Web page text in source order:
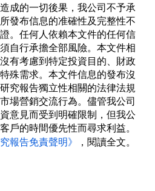
成的一切後果，我公司不予承
發布信息的准確性及完整性不
。任何人依賴本文件的任何信
自行承擔全部風險。本文件相
有考慮到特定投資目的、財政
殊需求。本文件信息的發布沒
究報告獨立性相關的法律法規
場營銷交流行為。儘管我公司
意見而受到明確限制，但我公
戶的時間優先性而尋求利益。
報告免責聲明》 ，閱讀全文。